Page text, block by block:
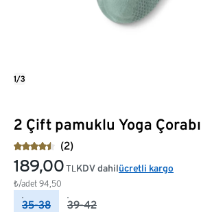
2 Çift pamuklu Yoga Çorabı
(2)
189,00 TL
₺/adet 94,50
KDV dahilücretli kargo
35-38 39-42
1/3